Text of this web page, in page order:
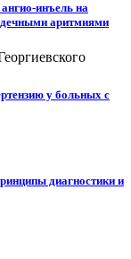
инъель на
аритмиями
у больных с
диагностики и